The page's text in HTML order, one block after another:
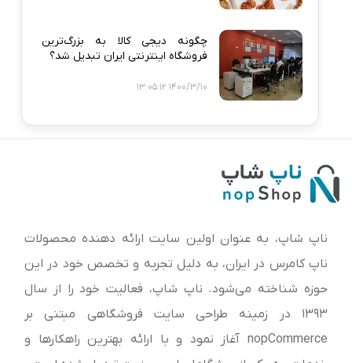
چگونه دیجی‌ کالا به بزرگ‌ترین
فروشگاه اینترنتی ایران تبدیل شد؟
1400/3/10 13:05:12
ناپ شاپ، به عنوان اولین سایت ارائه‌ دهنده محصولات
ناپ کامرس در ایران، به دلیل تجربه و تخصص خود در این
حوزه شناخته می‌شود. ناپ شاپ، فعالیت خود را از سال
1393 در زمینه طراحی سایت فروشگاهی مبتنی بر
nopCommerce آغاز نمود و با ارائه بهترین راهکارها و